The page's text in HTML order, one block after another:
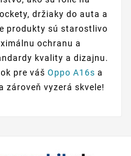
držiaky do auta a
produkty sú starostlivo
ochranu a
kvality a dizajnu.
pre váš Oppo A16s a
zároveň vyzerá skvele!